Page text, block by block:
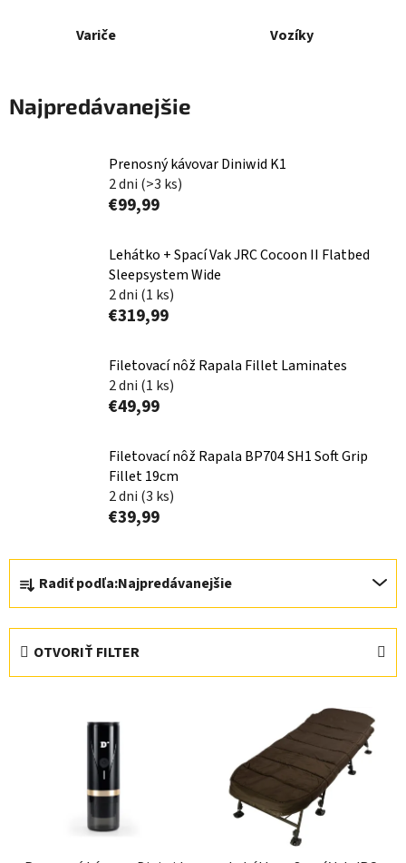
Variče Vozíky
Najpredávanejšie
Prenosný kávovar Diniwid K1
2 dni (>3 ks)
€99,99
Lehátko + Spací Vak JRC Cocoon II Flatbed
Sleepsystem Wide
2 dni (1 ks)
€319,99
Filetovací nôž Rapala Fillet Laminates
2 dni (1 ks)
€49,99
Filetovací nôž Rapala BP704 SH1 Soft Grip
Fillet 19cm
2 dni (3 ks)
€39,99
R
a
d
Radiť podľa:Najpredávanejšie
OTVORIŤ FILTER